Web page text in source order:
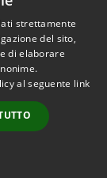
2025
strettamente
del sito,
di elaborare
al seguente link